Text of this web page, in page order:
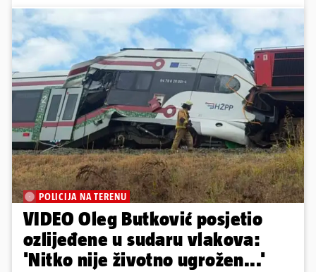
POLICIJA NA TERENU
VIDEO Oleg Butković posjetio
ozlijeđene u sudaru vlakova:
'Nitko nije životno ugrožen...'